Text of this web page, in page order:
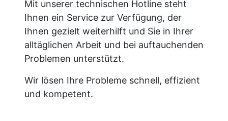
Mit unserer technischen Hotline steht
Ihnen ein Service zur Verfügung, der
Ihnen gezielt weiterhilft und Sie in Ihrer
alltäglichen Arbeit und bei auftauchenden
Problemen unterstützt.
Wir lösen Ihre Probleme schnell, effizient
und kompetent.